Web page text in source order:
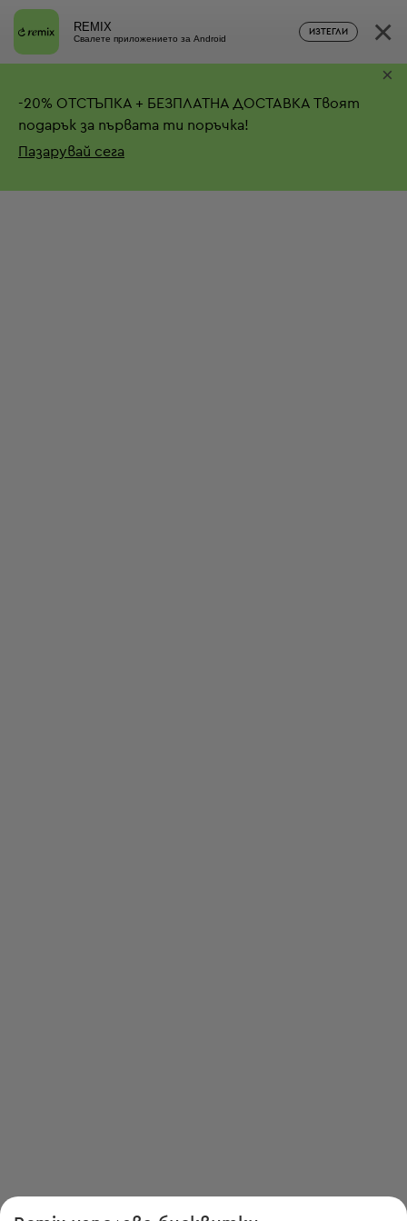
REMIX
Свалете приложението за Android
ИЗТЕГЛИ ×
-20% ОТСТЪПКА + БЕЗПЛАТНА ДОСТАВКА Твоят
подарък за първата ти поръчка!
Пазарувай сега
×